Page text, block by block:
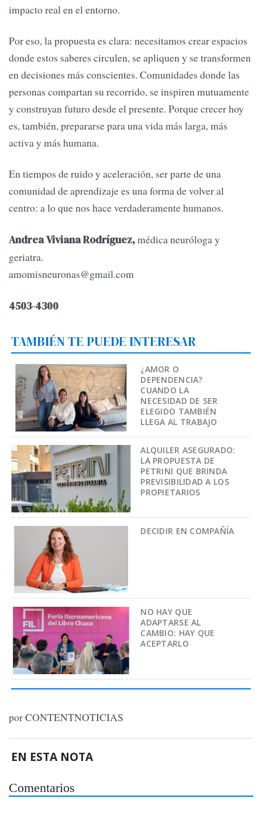
impacto real en el entorno.
Por eso, la propuesta es clara: necesitamos crear espacios
donde estos saberes circulen, se apliquen y se transformen
en decisiones más conscientes. Comunidades donde las
personas compartan su recorrido, se inspiren mutuamente
y construyan futuro desde el presente. Porque crecer hoy
es, también, prepararse para una vida más larga, más
activa y más humana.
En tiempos de ruido y aceleración, ser parte de una
comunidad de aprendizaje es una forma de volver al
centro: a lo que nos hace verdaderamente humanos.
Andrea Viviana Rodríguez,médica neuróloga y
geriatra.
amomisneuronas@gmail.com
4503-4300
TAMBIÉN TE PUEDE INTERESAR
¿AMOR O
DEPENDENCIA?
CUANDO LA
NECESIDAD DE SER
ELEGIDO TAMBIÉN
LLEGA AL TRABAJO
ALQUILER ASEGURADO:
LA PROPUESTA DE
PETRINI QUE BRINDA
PREVISIBILIDAD A LOS
PROPIETARIOS
DECIDIR EN COMPAÑÍA
NO HAY QUE
ADAPTARSE AL
CAMBIO: HAY QUE
ACEPTARLO
por CONTENTNOTICIAS
EN ESTA NOTA
Comentarios